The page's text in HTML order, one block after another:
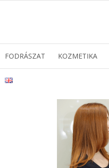
FODRÁSZAT KOZMETIKA